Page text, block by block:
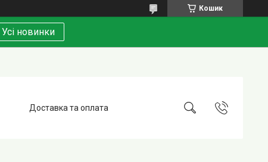
Кошик
Усі новинки
Доставка та оплата